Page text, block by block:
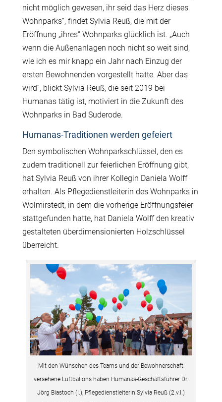
nicht möglich gewesen, ihr seid das Herz dieses
Wohnparks“, findet Sylvia Reuß, die mit der
Eröffnung „ihres“ Wohnparks glücklich ist. „Auch
wenn die Außenanlagen noch nicht so weit sind,
wie ich es mir knapp ein Jahr nach Einzug der
ersten Bewohnenden vorgestellt hatte. Aber das
wird“, blickt Sylvia Reuß, die seit 2019 bei
Humanas tätig ist, motiviert in die Zukunft des
Wohnparks in Bad Suderode.
Humanas-Traditionen werden gefeiert
Den symbolischen Wohnparkschlüssel, den es
zudem traditionell zur feierlichen Eröffnung gibt,
hat Sylvia Reuß von ihrer Kollegin Daniela Wolff
erhalten. Als Pflegedienstleiterin des Wohnparks in
Wolmirstedt, in dem die vorherige Eröffnungsfeier
stattgefunden hatte, hat Daniela Wolff den kreativ
gestalteten überdimensionierten Holzschlüssel
überreicht.
Mit den Wünschen des Teams und der Bewohnerschaft
versehene Luftballons haben Humanas-Geschäftsführer Dr.
Jörg Biastoch (l.), Pflegedienstleiterin Sylvia Reuß (2.v.l.)